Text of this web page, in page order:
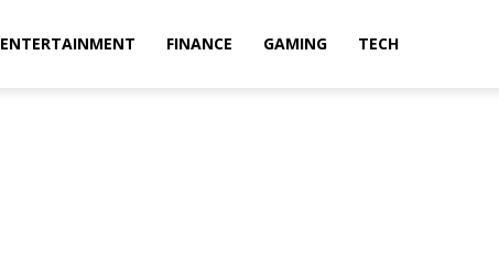
ENTERTAINMENT FINANCE GAMING TECH